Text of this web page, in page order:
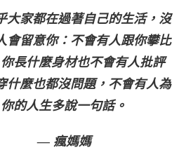
大家都在過著自己的生活，沒
會留意你：不會有人跟你攀比
長什麼身材也不會有人批評
什麼也都沒問題，不會有人為
你的人生多說一句話。
— 瘋媽媽